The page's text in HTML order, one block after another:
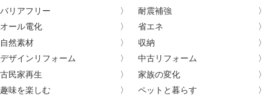
バリアフリー
耐震補強
オール電化
省エネ
自然素材
収納
デザインリフォーム
中古リフォーム
古民家再生
家族の変化
趣味を楽しむ
ペットと暮らす